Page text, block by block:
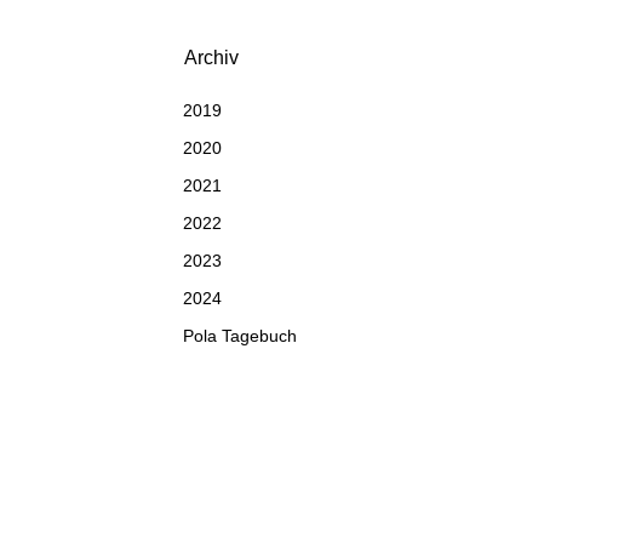
Archiv
2019
2020
2021
2022
2023
2024
Pola Tagebuch